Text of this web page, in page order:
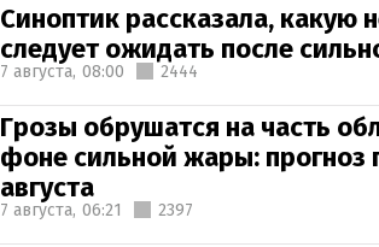
Синоптик рассказала, какую
следует ожидать после
7 августа, 08:00 2444
Грозы обрушатся на часть
фоне сильной жары: прогноз
августа
7 августа, 06:21 2397